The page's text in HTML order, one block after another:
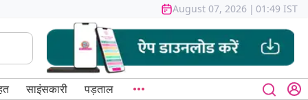
August 07, 2026 | 01:49 IST
साइंसकारी पड़ताल